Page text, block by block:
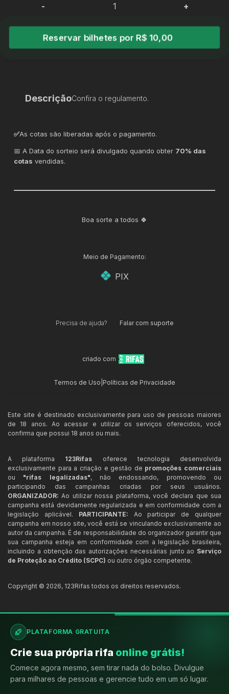
- +
Reservar bilhetes por R$ 10,00
DescriçãoConfira o regulamento.
✅As cotas são liberadas após o pagamento.
📅 A Data do sorteio será divulgado quando obter 70% das
cotas vendidas.
Boa sorte a todos 🍀
Meio de Pagamento:
PIX
Precisa de ajuda? Falar com suporte
criado com
Termos de Uso Políticas de Privacidade
Este site é destinado exclusivamente para uso de pessoas maiores
de 18 anos. Ao acessar e utilizar os serviços oferecidos, você
confirma que possui 18 anos ou mais.
A plataforma 123Rifas oferece tecnologia desenvolvida
exclusivamente para a criação e gestão de promoções comerciais
ou "rifas legalizadas", não endossando, promovendo ou
participando das campanhas criadas por seus usuários.
ORGANIZADOR: Ao utilizar nossa plataforma, você declara que sua
campanha está devidamente regularizada e em conformidade com a
legislação aplicável. PARTICIPANTE: Ao participar de qualquer
campanha em nosso site, você está se vinculando exclusivamente ao
autor da campanha. É de responsabilidade do organizador garantir que
sua campanha esteja em conformidade com a legislação brasileira,
incluindo a obtenção das autorizações necessárias junto ao Serviço
de Proteção ao Crédito (SCPC) ou outro órgão competente.
Copyright © 2026, 123Rifas todos os direitos reservados.
PLATAFORMA GRATUITA
Crie sua própria rifa online grátis!
Comece agora mesmo, sem tirar nada do bolso. Divulgue
para milhares de pessoas e gerencie tudo em um só lugar.